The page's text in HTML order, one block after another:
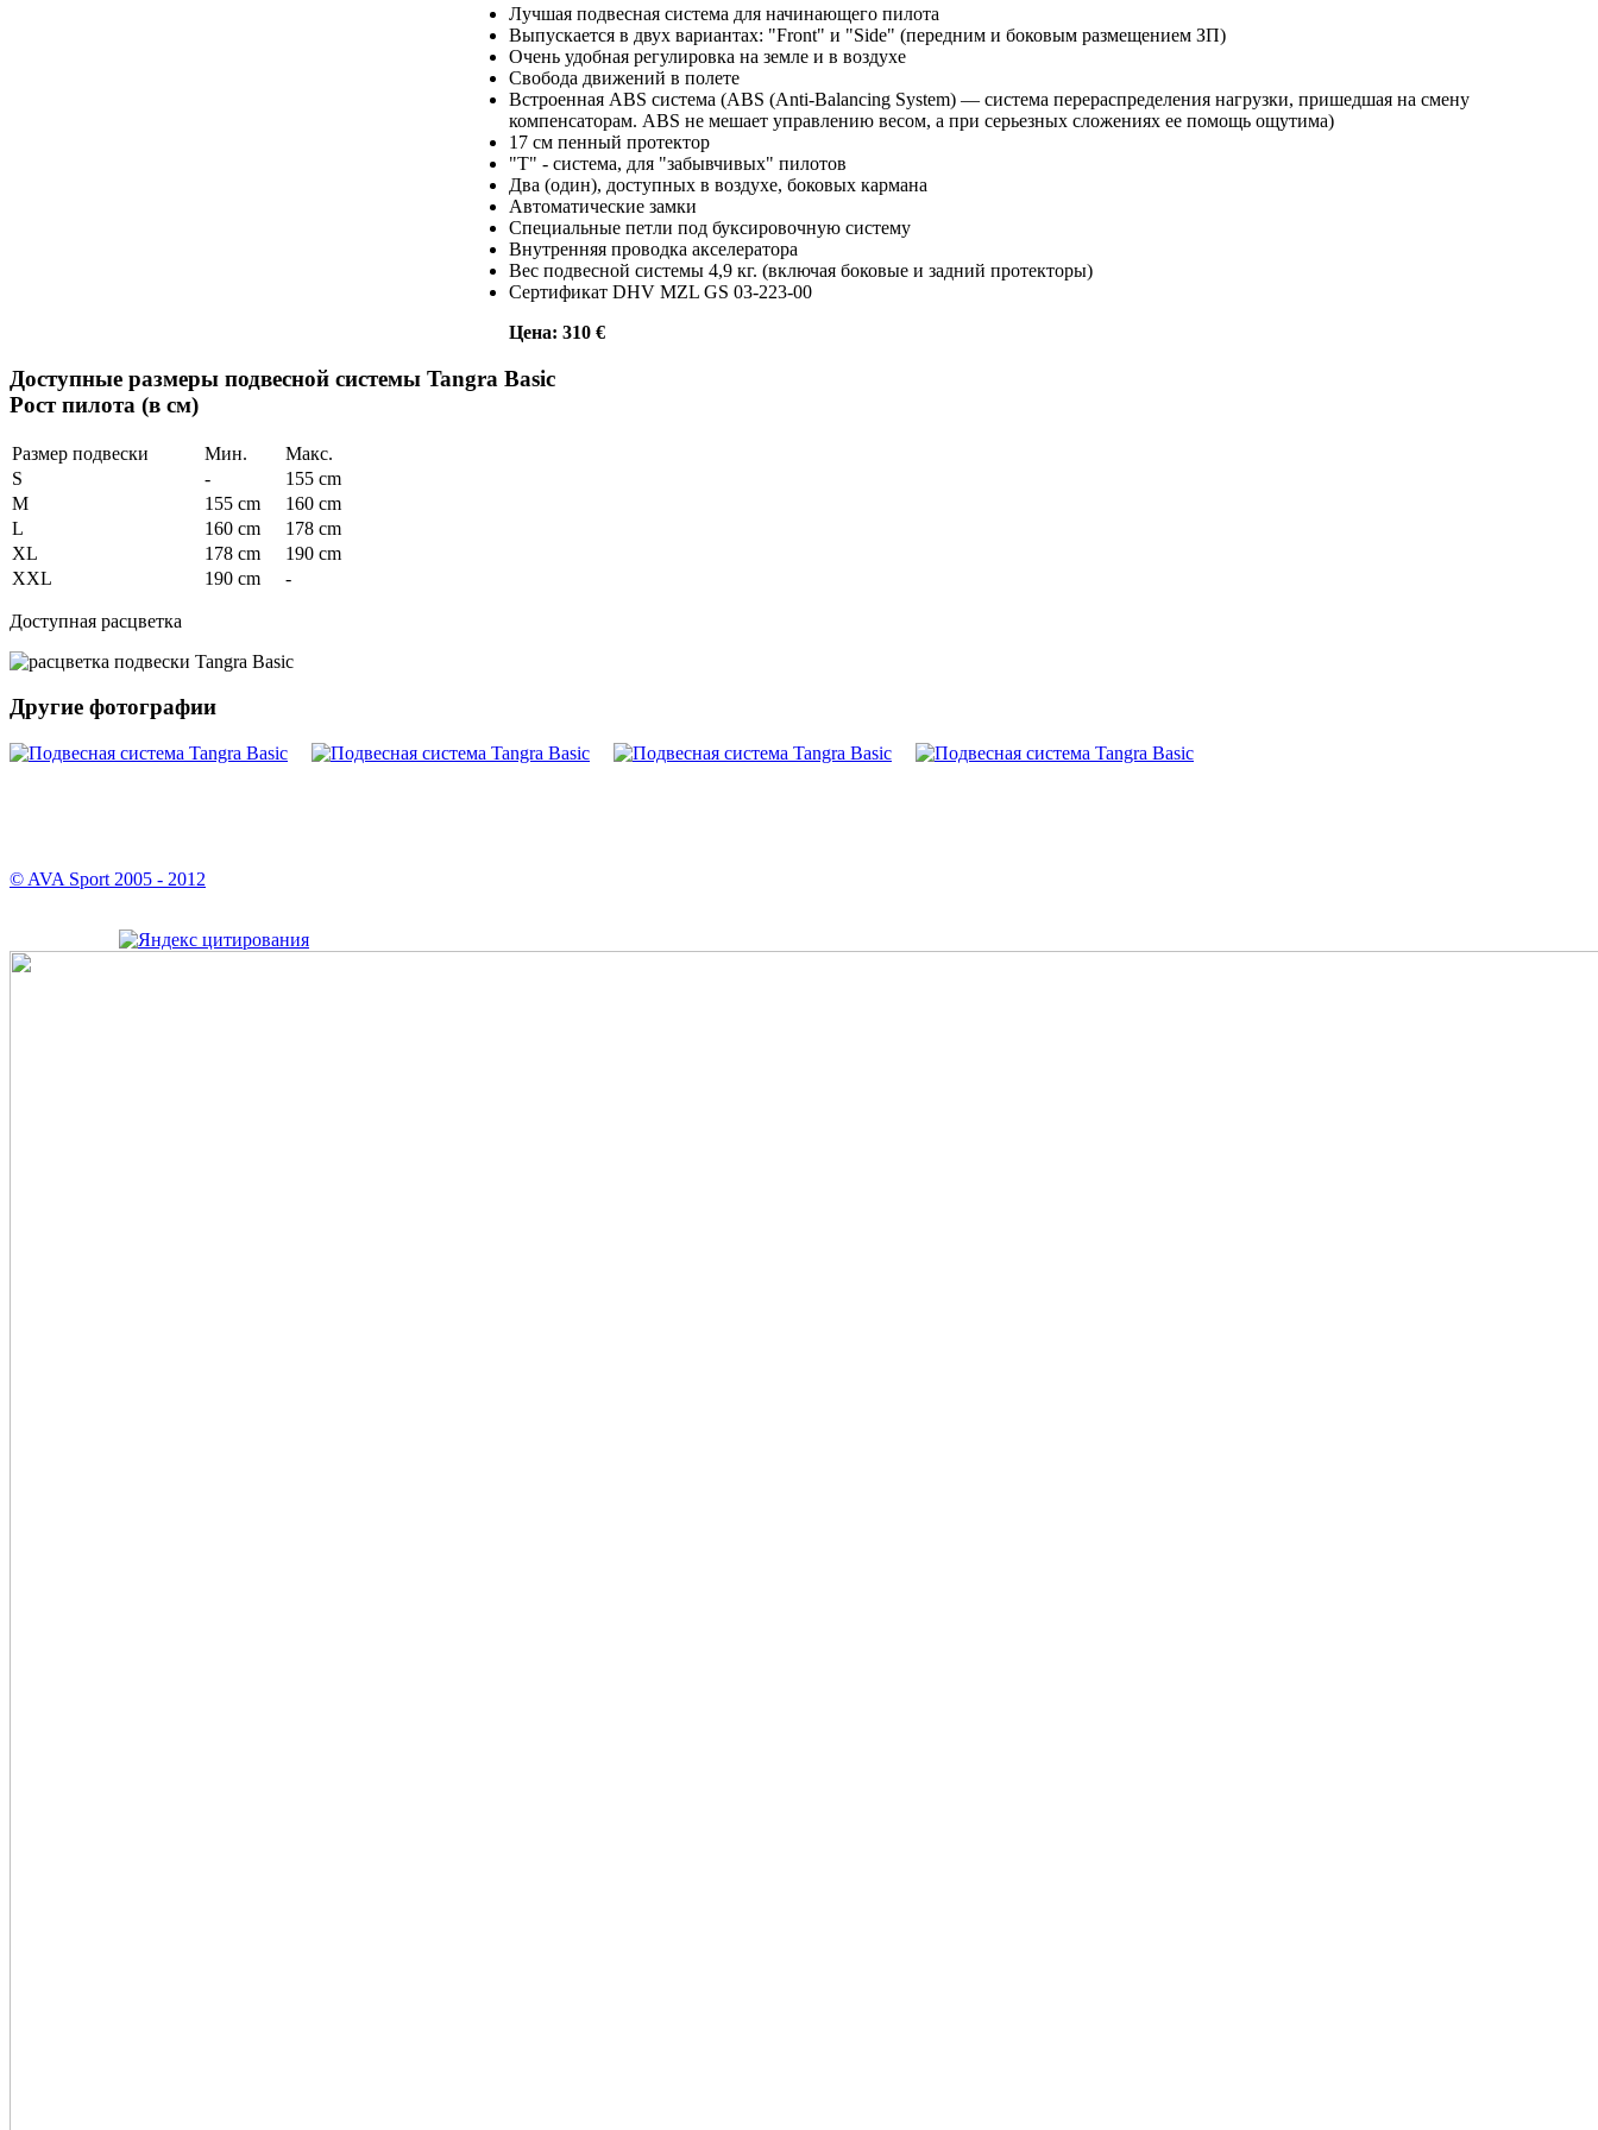
Лучшая подвесная система для начинающего пилота
Выпускается в двух вариантах: "Front" и "Side" (передним и боковым размещением ЗП)
Очень удобная регулировка на земле и в воздухе
Свобода движений в полете
Встроенная ABS система (ABS (Anti-Balancing System) — система перераспределения нагрузки, пришедшая на смену
компенсаторам. ABS не мешает управлению весом, а при серьезных сложениях ее помощь ощутима)
17 см пенный протектор
"Т" - система, для "забывчивых" пилотов
Два (один), доступных в воздухе, боковых кармана
Автоматические замки
Специальные петли под буксировочную систему
Внутренняя проводка акселератора
Вес подвесной системы 4,9 кг. (включая боковые и задний протекторы)
Сертификат DHV MZL GS 03-223-00
Цена: 310 €
Доступные размеры подвесной системы Tangra Basic
Рост пилота (в см)
Размер подвески Мин.
Макс.
S
-
155 cm
M
155 cm
160 cm
L
160 cm
178 cm
XL
178 cm
190 cm
XXL
190 cm -
Доступная расцветка
Другие фотографии
© AVA Sport 2005 - 2012